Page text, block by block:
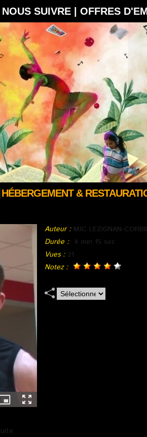
NOUS SUIVRE | OFFRES
HÉBERGEMENT &
Auteur : MJC LEZIGNAN-
Durée : 4 min 15 sec
Vues : 21
Notez :